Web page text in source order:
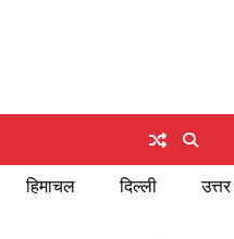
हिमाचल दिल्ली